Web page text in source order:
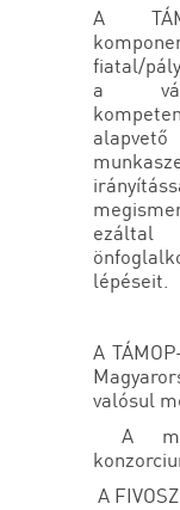
A
fiatal/
a
ezáltal
lépéseit.
A
valósul
A
A